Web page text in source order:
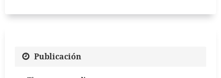
Publicación